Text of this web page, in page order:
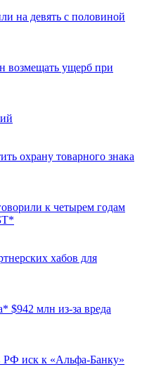
на девять с половиной
возмещать ущерб при
охрану товарного знака
к четырем годам
хабов для
$942 млн из-за вреда
РФ иск к «Альфа-Банку»